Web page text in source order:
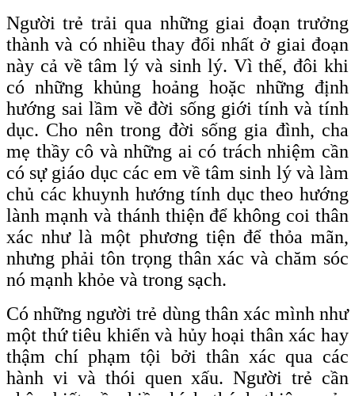
Người trẻ trải qua những giai đoạn trưởng
thành và có nhiều thay đổi nhất ở giai đoạn
này cả về tâm lý và sinh lý. Vì thế, đôi khi
có những khủng hoảng hoặc những định
hướng sai lầm về đời sống giới tính và tính
dục. Cho nên trong đời sống gia đình, cha
mẹ thầy cô và những ai có trách nhiệm cần
có sự giáo dục các em về tâm sinh lý và làm
chủ các khuynh hướng tính dục theo hướng
lành mạnh và thánh thiện để không coi thân
xác như là một phương tiện để thỏa mãn,
nhưng phải tôn trọng thân xác và chăm sóc
nó mạnh khỏe và trong sạch.
Có những người trẻ dùng thân xác mình như
một thứ tiêu khiển và hủy hoại thân xác hay
thậm chí phạm tội bởi thân xác qua các
hành vi và thói quen xấu. Người trẻ cần